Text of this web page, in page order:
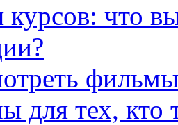
что
для тех, кто